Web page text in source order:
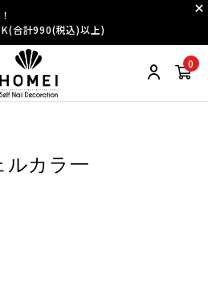
合計990(税込)以上)
0
ルカラ一